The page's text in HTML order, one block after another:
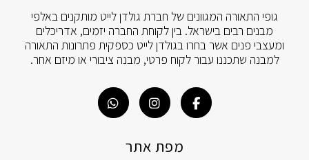
גופי התאורה המגוונים של חברת גולדן לייט מותקנים באלפי
מבנים רבים בישראל. בין לקוחת החברה יזמים, אדריכלים
ומעצבי פנים אשר בחרו בגולדן לייט כספקית פתרונות התאורה
למבנה שתכננו עבור לקוח פרטי, מבנה ציבורי או מיזם אחר.
מפת אתר